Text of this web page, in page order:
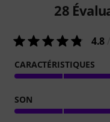
28
4.8
CARACTÉRISTIQUES
SON